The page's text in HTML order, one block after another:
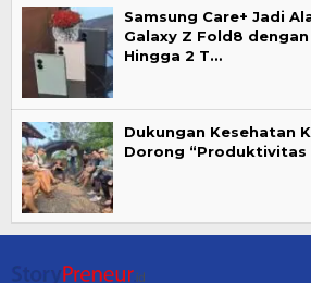
Samsung Care+ Jadi
Galaxy Z Fold8
Hingga 2 T…
Dukungan Kesehatan
Dorong “Produktivitas